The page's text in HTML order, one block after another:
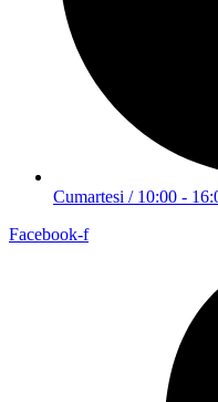
Cumartesi / 10:00 -
Facebook-f